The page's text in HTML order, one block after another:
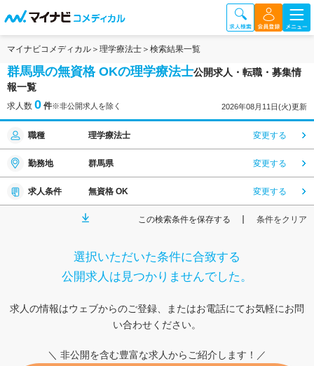
マイナビコメディカル 理学療法士 検索結果一覧
群馬県の無資格 OKの理学療法士公開求人・転職・募集情
報一覧
求人数 0 件※非公開求人を除く 2026年08月11日(火)更新
職種 理学療法士 変更する
勤務地 群馬県 変更する
求人条件 無資格 OK 変更する
この検索条件を保存する 条件をクリア
選択いただいた条件に合致する
公開求人は見つかりませんでした。
求人の情報はウェブからのご登録、またはお電話にてお気軽にお問
い合わせください。
＼ 非公開を含む豊富な求人からご紹介します！／